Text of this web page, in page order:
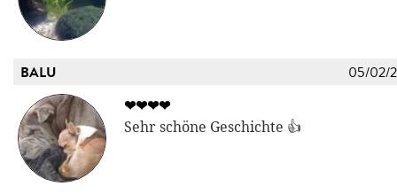
BALU 05/02/
❤❤❤❤
Sehr schöne Geschichte 👍